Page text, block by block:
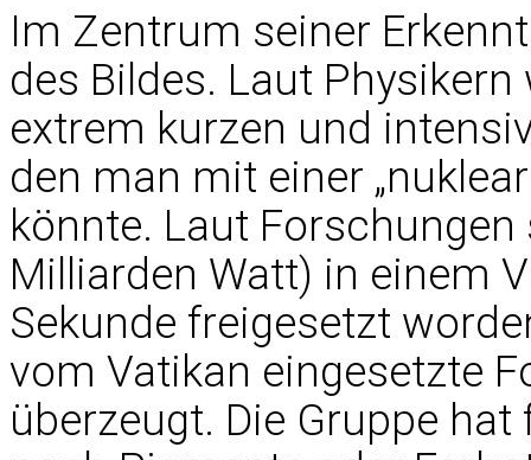
Im Zentrum seiner
des Bildes. Laut
extrem kurzen und
den man mit einer
könnte. Laut
Milliarden Watt) in einem
Sekunde freigesetzt
vom Vatikan eingesetzte
überzeugt. Die Gruppe